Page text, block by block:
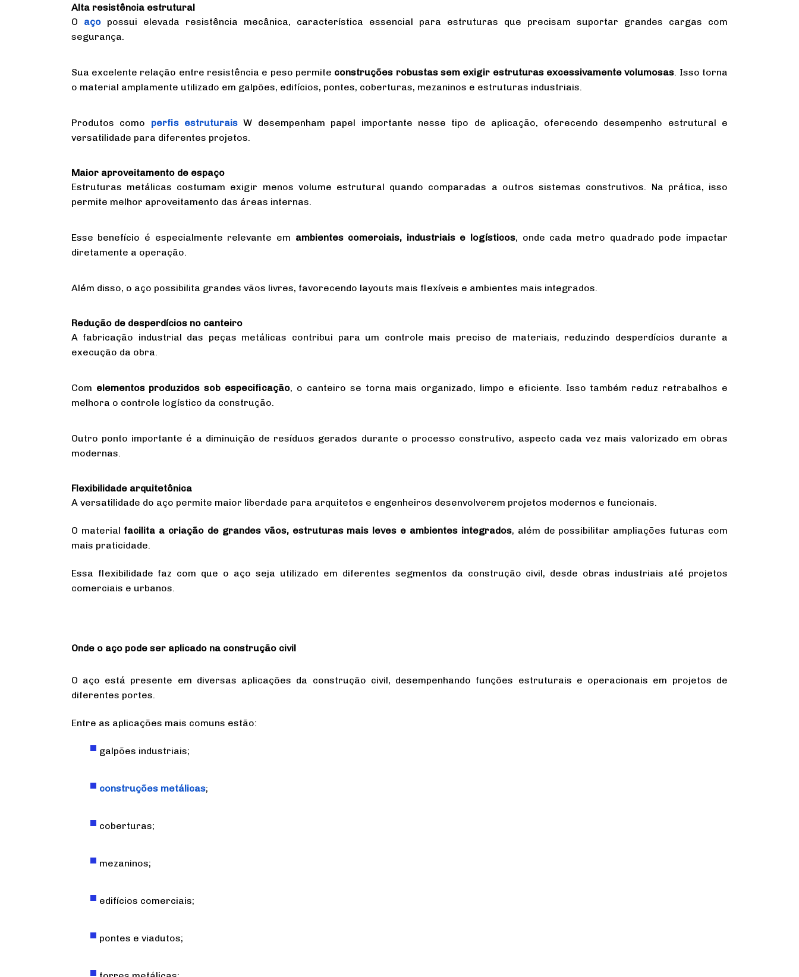
Alta resistência estrutural
O
aço possui elevada resistência mecânica, característica essencial para estruturas que precisam suportar grandes cargas com
segurança.
Sua excelente relação entre resistência e peso permite construções robustas sem exigir estruturas excessivamente volumosas. Isso torna
o material amplamente utilizado em galpões, edifícios, pontes, coberturas, mezaninos e estruturas industriais.
Produtos como perfis estruturais W desempenham papel importante nesse tipo de aplicação, oferecendo desempenho estrutural e
versatilidade para diferentes projetos.
Maior aproveitamento de espaço
Estruturas metálicas costumam exigir menos volume estrutural quando comparadas a outros sistemas construtivos. Na prática, isso
permite melhor aproveitamento das áreas internas.
Esse benefício é especialmente relevante em ambientes comerciais, industriais e logísticos, onde cada metro quadrado pode impactar
diretamente a operação.
Além disso, o aço possibilita grandes vãos livres, favorecendo layouts mais flexíveis e ambientes mais integrados.
Redução de desperdícios no canteiro
A fabricação industrial das peças metálicas contribui para um controle mais preciso de materiais, reduzindo desperdícios durante a
execução da obra.
Com elementos produzidos sob especificação, o canteiro se torna mais organizado, limpo e eficiente. Isso também reduz retrabalhos e
melhora o controle logístico da construção.
Outro ponto importante é a diminuição de resíduos gerados durante o processo construtivo, aspecto cada vez mais valorizado em obras
modernas.
Flexibilidade arquitetônica
A versatilidade do aço permite maior liberdade para arquitetos e engenheiros desenvolverem projetos modernos e funcionais.
O material facilita a criação de grandes vãos, estruturas mais leves e ambientes integrados, além de possibilitar ampliações futuras com
mais praticidade.
Essa flexibilidade faz com que o aço seja utilizado em diferentes segmentos da construção civil, desde obras industriais até projetos
comerciais e urbanos.
Onde o aço pode ser aplicado na construção civil
O aço está presente em diversas aplicações da construção civil, desempenhando funções estruturais e operacionais em projetos de
diferentes portes.
Entre as aplicações mais comuns estão:
galpões industriais;
construções metálicas;
coberturas;
mezaninos;
edifícios comerciais;
pontes e viadutos;